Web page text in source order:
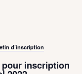
d’inscription
pour inscription